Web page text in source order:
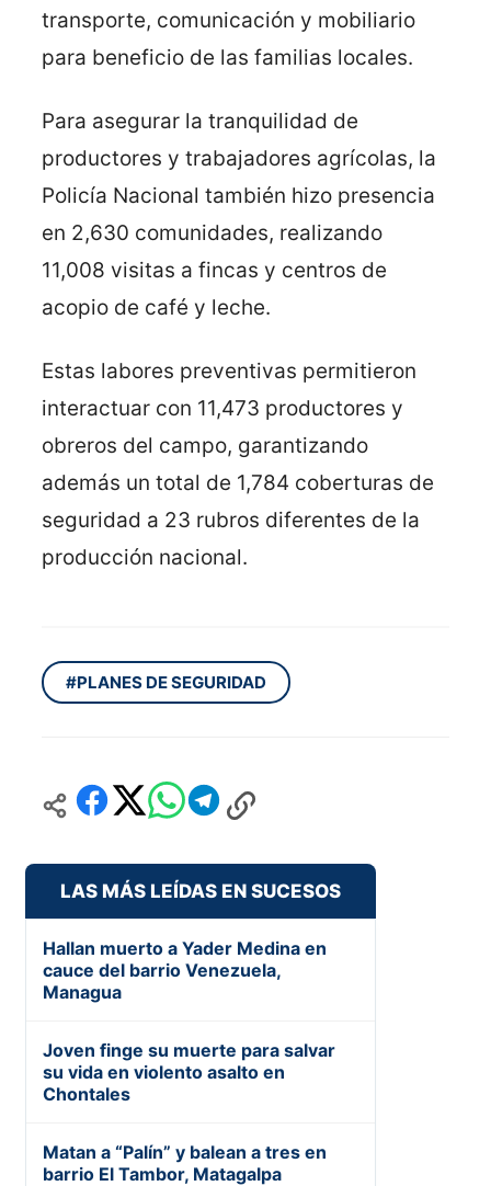
transporte, comunicación y mobiliario
para beneficio de las familias locales.
Para asegurar la tranquilidad de
productores y trabajadores agrícolas, la
Policía Nacional también hizo presencia
en 2,630 comunidades, realizando
11,008 visitas a fincas y centros de
acopio de café y leche.
Estas labores preventivas permitieron
interactuar con 11,473 productores y
obreros del campo, garantizando
además un total de 1,784 coberturas de
seguridad a 23 rubros diferentes de la
producción nacional.
#PLANES DE SEGURIDAD
LAS MÁS LEÍDAS EN SUCESOS
Hallan muerto a Yader Medina en
cauce del barrio Venezuela,
Managua
Joven finge su muerte para salvar
su vida en violento asalto en
Chontales
Matan a “Palín” y balean a tres en
barrio El Tambor, Matagalpa